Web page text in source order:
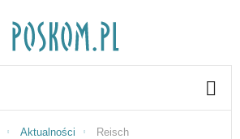
Aktualności Reisch